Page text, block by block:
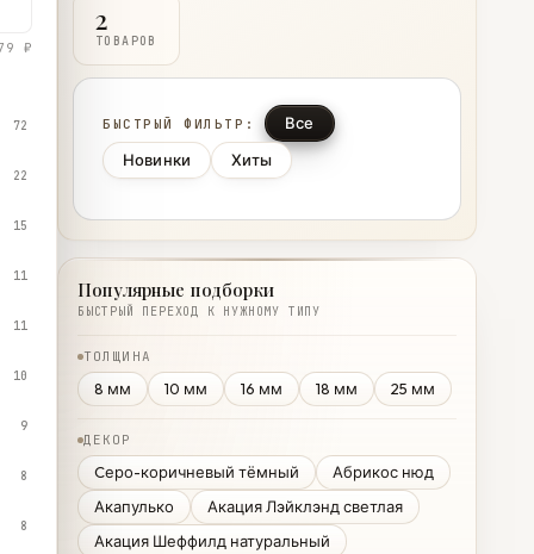
2
ТОВАРОВ
БЫСТРЫЙ ФИЛЬТР:
Все
Новинки
Хиты
₽
72
22
15
11
11
10
9
8
8
Популярные подборки
БЫСТРЫЙ ПЕРЕХОД К НУЖНОМУ ТИПУ
ТОЛЩИНА
8 мм 10 мм 16 мм 18 мм 25 мм
ДЕКОР
Cеро-коричневый тёмный
Абрикос нюд
Акапулько
Акация Лэйклэнд светлая
Акация Шеффилд натуральный